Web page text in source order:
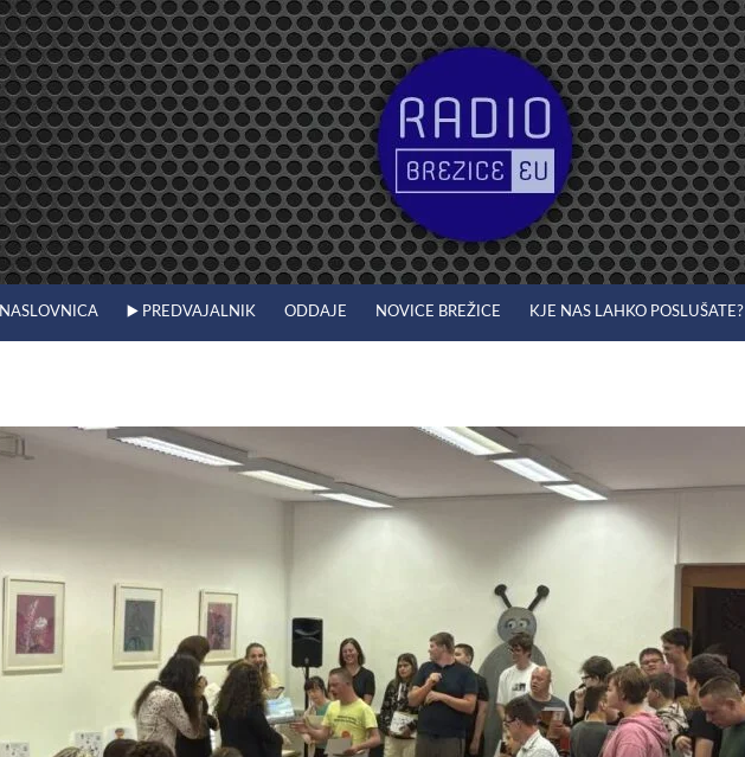
NASLOVNICA ▶️ PREDVAJALNIK ODDAJE NOVICE BREŽICE KJE NAS LAHKO POSLUŠATE?